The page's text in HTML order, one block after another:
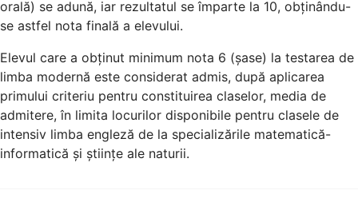
orală) se adună, iar rezultatul se împarte la 10, obținându-
se astfel nota finală a elevului.
Elevul care a obținut minimum nota 6 (șase) la testarea de
limba modernă este considerat admis, după aplicarea
primului criteriu pentru constituirea claselor, media de
admitere, în limita locurilor disponibile pentru clasele de
intensiv limba engleză de la specializările matematică-
informatică și științe ale naturii.